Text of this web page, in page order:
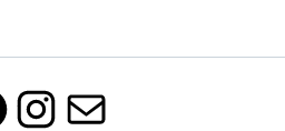
Instagram
Mail